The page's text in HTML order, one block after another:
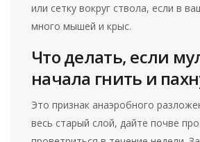
или сетку вокруг ствола, если в
много мышей и крыс.
Что делать, если
начала гнить и
Это признак анаэробного
весь старый слой, дайте почве